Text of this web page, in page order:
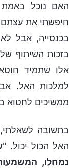
האם נוכל באמת
חיפשתי את
בכנסייה, אבל
בזכות השיתוף
אלו שתמיד
למלכות האל.
ממשיכים לחטוא
בתשובה
האל הכול יכול. "
נמחלו,